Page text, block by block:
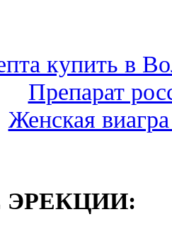
купить в
Препарат
Женская